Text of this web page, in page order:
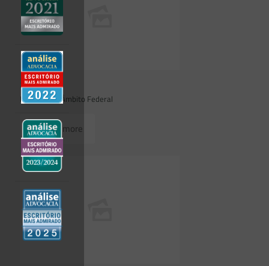
23/07/2026
Novidades | Âmbito Federal
Read more